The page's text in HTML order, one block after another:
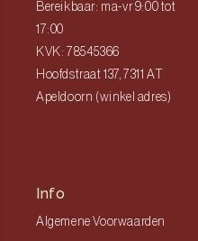
Bereikbaar: ma-vr 9:00 tot
17:00
KVK: 78545366
Hoofdstraat 137, 7311 AT
Apeldoorn (winkel adres)
Info
Algemene Voorwaarden